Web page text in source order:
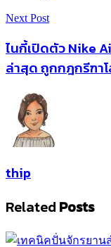
Next Post
ไนกี้เปิดตัว Nike
ล่าสุด ถูกกฎกรีฑา
thip
Related Posts